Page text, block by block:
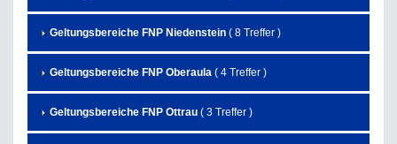
Geltungsbereiche FNP Niedenstein ( 8 Treffer )
Geltungsbereiche FNP Oberaula ( 4 Treffer )
Geltungsbereiche FNP Ottrau ( 3 Treffer )